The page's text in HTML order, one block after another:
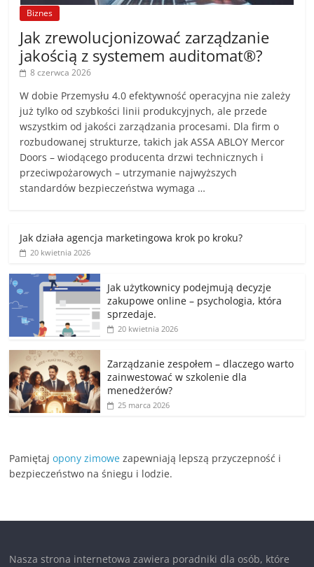
Biznes
Jak zrewolucjonizować zarządzanie
jakością z systemem auditomat®?
8 czerwca 2026
W dobie Przemysłu 4.0 efektywność operacyjna nie zależy
już tylko od szybkości linii produkcyjnych, ale przede
wszystkim od jakości zarządzania procesami. Dla firm o
rozbudowanej strukturze, takich jak ASSA ABLOY Mercor
Doors – wiodącego producenta drzwi technicznych i
przeciwpożarowych – utrzymanie najwyższych
standardów bezpieczeństwa wymaga …
Jak działa agencja marketingowa krok po kroku?
20 kwietnia 2026
Jak użytkownicy podejmują decyzje
zakupowe online – psychologia, która
sprzedaje.
20 kwietnia 2026
Zarządzanie zespołem – dlaczego warto
zainwestować w szkolenie dla
menedżerów?
25 marca 2026
Pamiętajopony zimowe zapewniają lepszą przyczepność i
bezpieczeństwo na śniegu i lodzie.
Nasza strona internetowa zawiera poradniki dla osób, które